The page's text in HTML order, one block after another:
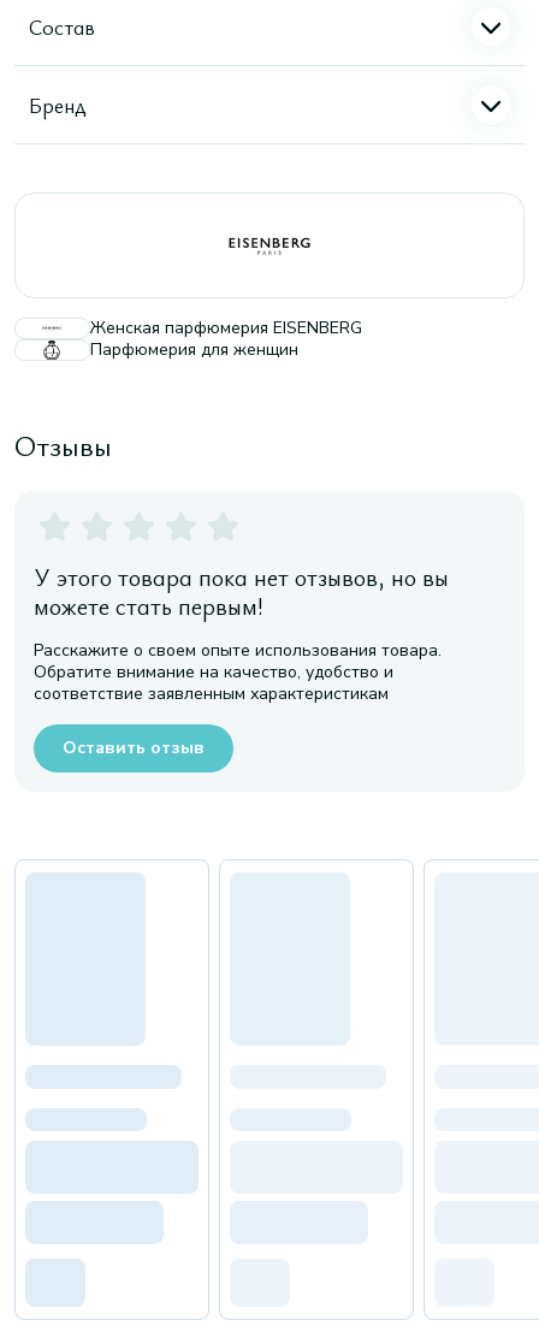
Состав
Бренд
Женская парфюмерия EISENBERG
Парфюмерия для женщин
Отзывы
У этого товара пока нет отзывов, но вы
можете стать первым!
Расскажите о своем опыте использования товара.
Обратите внимание на качество, удобство и
соответствие заявленным характеристикам
Оставить отзыв